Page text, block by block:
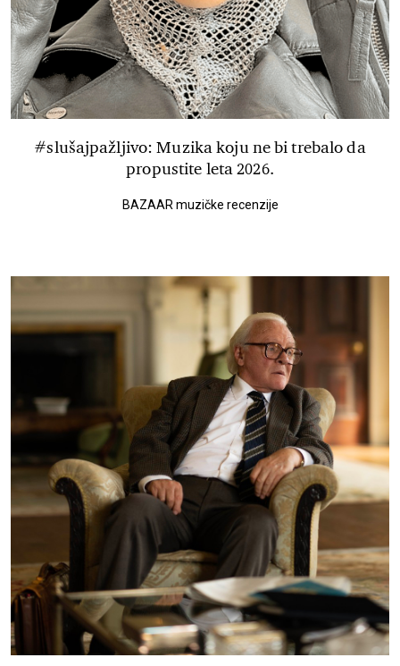
#slušajpažljivo: Muzika koju ne bi trebalo da
propustite leta 2026.
BAZAAR muzičke recenzije